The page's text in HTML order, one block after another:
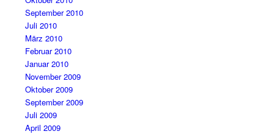
September 2010
Juli 2010
März 2010
Februar 2010
Januar 2010
November 2009
Oktober 2009
September 2009
Juli 2009
April 2009